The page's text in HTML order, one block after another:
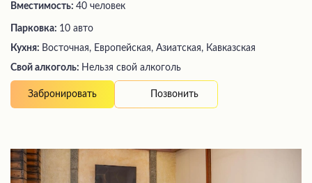
Вместимость: 40 человек
Парковка: 10 авто
Кухня: Восточная, Европейская, Азиатская, Кавказская
Свой алкоголь: Нельзя свой алкоголь
Забронировать Позвонить